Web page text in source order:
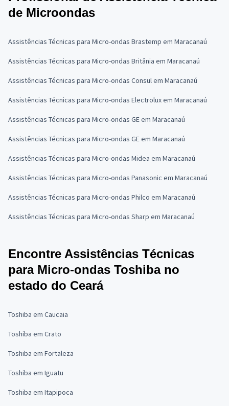
de Microondas
Assistências Técnicas para Micro-ondas Brastemp em Maracanaú
Assistências Técnicas para Micro-ondas Britânia em Maracanaú
Assistências Técnicas para Micro-ondas Consul em Maracanaú
Assistências Técnicas para Micro-ondas Electrolux em Maracanaú
Assistências Técnicas para Micro-ondas GE em Maracanaú
Assistências Técnicas para Micro-ondas GE em Maracanaú
Assistências Técnicas para Micro-ondas Midea em Maracanaú
Assistências Técnicas para Micro-ondas Panasonic em Maracanaú
Assistências Técnicas para Micro-ondas Philco em Maracanaú
Assistências Técnicas para Micro-ondas Sharp em Maracanaú
Encontre Assistências Técnicas
para Micro-ondas Toshiba no
estado do Ceará
Toshiba em Caucaia
Toshiba em Crato
Toshiba em Fortaleza
Toshiba em Iguatu
Toshiba em Itapipoca